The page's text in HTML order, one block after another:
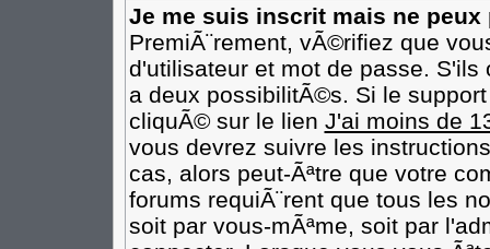
Je me suis inscrit mais ne peux
PremiÃ¨rement, vÃ©rifiez que
d'utilisateur et mot de passe.
a deux possibilitÃ©s. Si le
cliquÃ© sur le lien J'ai moins de
vous devrez suivre les
cas, alors peut-Ãªtre que votre
forums requiÃ¨rent que tous les
soit par vous-mÃªme, soit par